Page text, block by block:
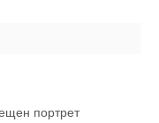
портрет